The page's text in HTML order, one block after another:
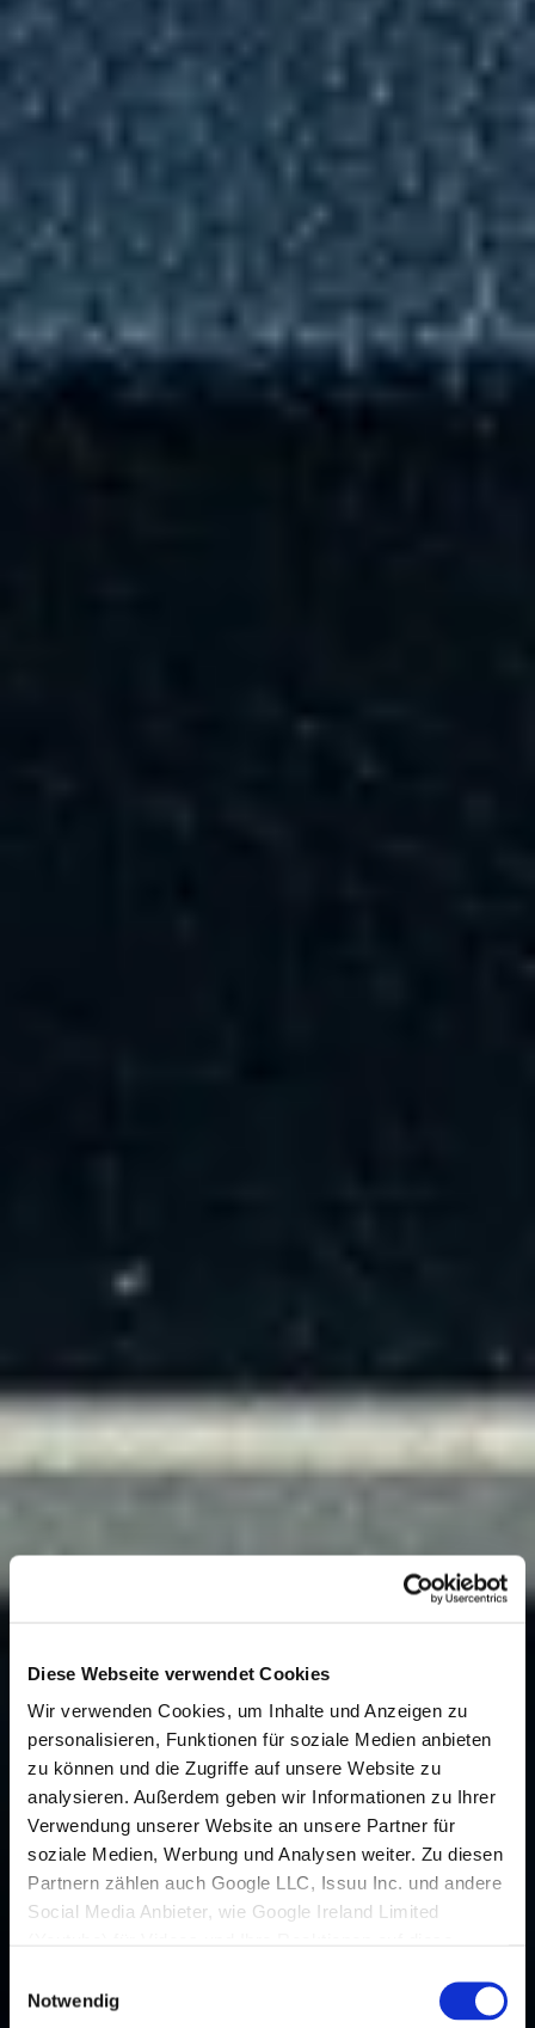
Diese Webseite verwendet Cookies
Wir verwenden Cookies, um Inhalte und Anzeigen zu
personalisieren, Funktionen für soziale Medien anbieten
zu können und die Zugriffe auf unsere Website zu
analysieren. Außerdem geben wir Informationen zu Ihrer
Verwendung unserer Website an unsere Partner für
soziale Medien, Werbung und Analysen weiter. Zu diesen
Partnern zählen auch Google LLC, Issuu Inc. und andere
Social Media Anbieter, wie Google Ireland Limited
Datenverarbeitungen vornehmen.
Notwendig